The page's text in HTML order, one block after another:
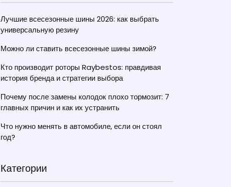
Лучшие всесезонные шины 2026: как выбрать
универсальную резину
Можно ли ставить всесезонные шины зимой?
Кто производит роторы Raybestos: правдивая
история бренда и стратегии выбора
Почему после замены колодок плохо тормозит: 7
главных причин и как их устранить
Что нужно менять в автомобиле, если он стоял
год?
Категории